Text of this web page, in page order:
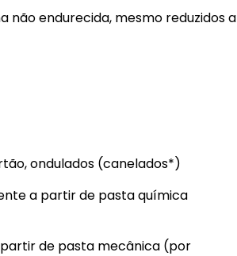
não endurecida, mesmo reduzidos a
ondulados (canelados*)
a partir de pasta química
de pasta mecânica (por